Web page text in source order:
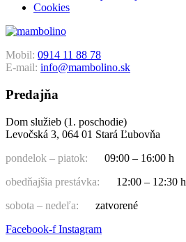
Cookies
Mobil: 0914 11 88 78
E-mail: info@mambolino.sk
Predajňa
Dom služieb (1. poschodie)
Levočská 3, 064 01 Stará Ľubovňa
pondelok – piatok:
09:00 – 16:00 h
obedňajšia prestávka:
12:00 – 12:30 h
sobota – nedeľa:
zatvorené
Facebook-f Instagram